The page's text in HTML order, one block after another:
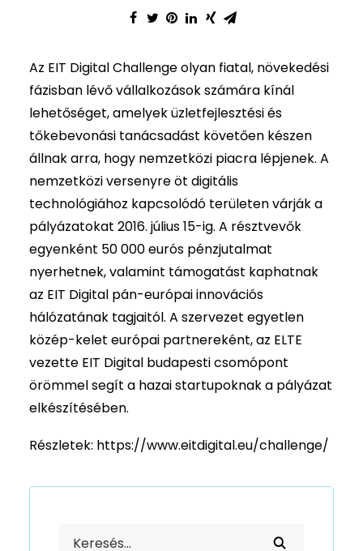
Az EIT Digital Challenge olyan fiatal, növekedési
fázisban lévő vállalkozások számára kínál
lehetőséget, amelyek üzletfejlesztési és
tőkebevonási tanácsadást követően készen
állnak arra, hogy nemzetközi piacra lépjenek. A
nemzetközi versenyre öt digitális
technológiához kapcsolódó területen várják a
pályázatokat 2016. július 15-ig. A résztvevők
egyenként 50 000 eurós pénzjutalmat
nyerhetnek, valamint támogatást kaphatnak
az EIT Digital pán-európai innovációs
hálózatának tagjaitól. A szervezet egyetlen
közép-kelet európai partnereként, az ELTE
vezette EIT Digital budapesti csomópont
örömmel segít a hazai startupoknak a pályázat
elkészítésében.
Részletek: https://www.eitdigital.eu/challenge/